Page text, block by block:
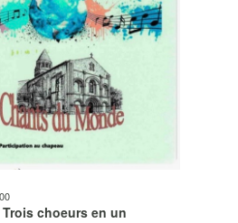
choeurs en un